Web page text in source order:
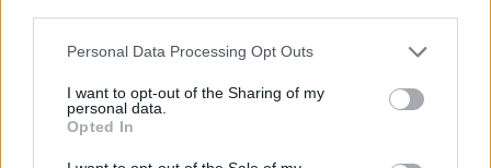
Please note that this website/app uses one or more Google
not limited to your visit or usage behaviour. You may click to
grant or deny consent to Google and its third-party tags to
use your data for below specified purposes in below Google
consent section.
Personal Data Processing Opt Outs
I want to opt-out of the Sharing of my
personal data.
Opted In